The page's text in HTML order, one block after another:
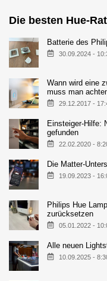
Die besten Hue-
Batterie des
30.09.2024 -
Wann wird eine
muss man
29.12.2017 -
Einsteiger-Hilfe:
gefunden
22.02.2020 -
Die Matter-
19.09.2023 -
Philips Hue
zurücksetzen
05.01.2022 -
Alle neuen
10.09.2025 -